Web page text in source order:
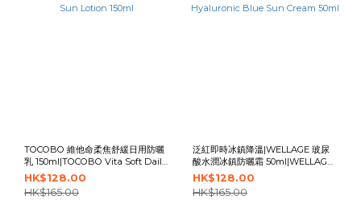
TOCOBO 維他命柔焦舒緩日用防曬
乳 150ml|TOCOBO Vita Soft Daily
Sun Lotion 150ml
HK$128.00
HK$165.00
泛紅即時冰鎮降溫|WELLAGE 玻尿
酸水潤冰鎮防曬霜 50ml|WELLAGE
Real Hyaluronic Blue Sun
Cream 50ml
HK$128.00
HK$165.00